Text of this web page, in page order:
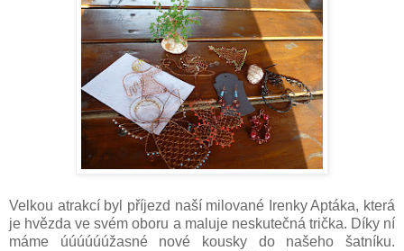
Velkou atrakcí byl příjezd naší milované Irenky Aptáka, která
je hvězda ve svém oboru a maluje neskutečná trička. Díky ní
máme úúúúúúžasné nové kousky do našeho šatníku.